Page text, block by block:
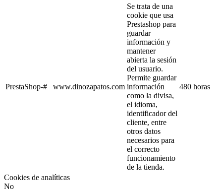
PrestaShop-# www.dinozapatos.com
Se trata de una
cookie que usa
Prestashop para
guardar
información y
mantener
abierta la sesión
del usuario.
Permite guardar
información
como la divisa,
el idioma,
identificador del
cliente, entre
otros datos
necesarios para
el correcto
funcionamiento
de la tienda.
480 horas
Cookies de analíticas
No